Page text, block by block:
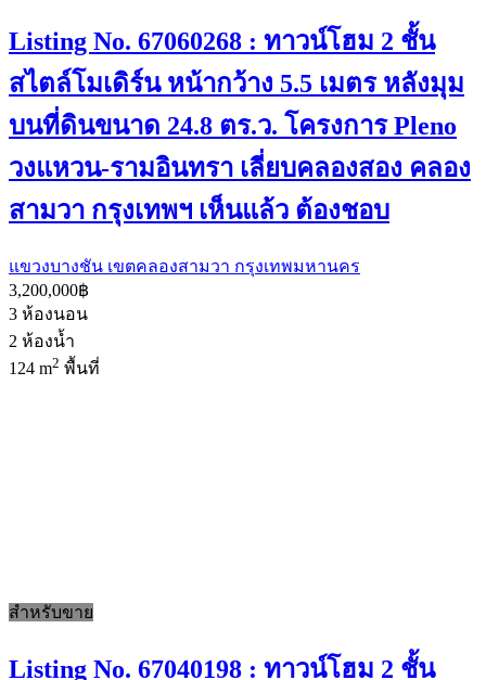
Listing No. 67060268 : ทาวน์โฮม 2 ชั้น
สไตล์โมเดิร์น หน้ากว้าง 5.5 เมตร หลังมุม
บนที่ดินขนาด 24.8 ตร.ว. โครงการ Pleno
วงแหวน-รามอินทรา เลี่ยบคลองสอง คลอง
สามวา กรุงเทพฯ เห็นแล้ว ต้องชอบ
แขวงบางชัน เขตคลองสามวา กรุงเทพมหานคร
3,200,000฿
3 ห้องนอน
2 ห้องน้ำ
124 m2 พื้นที่
สำหรับขาย
Listing No. 67040198 : ทาวน์โฮม 2 ชั้น